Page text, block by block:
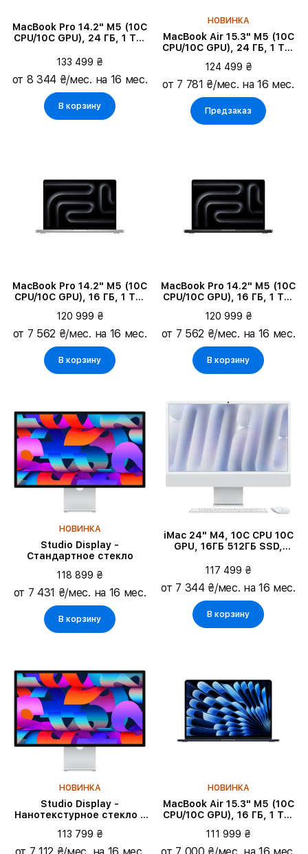
MacBook Pro 14.2" M5 (10C
CPU/10C GPU), 24 ГБ, 1 ТБ,
133 499 ₴
от 8 344 ₴/мес. на 16 мес.
В корзину
НОВИНКА
MacBook Air 15.3" M5 (10C
CPU/10C GPU), 24 ГБ, 1 ТБ,
124 499 ₴
от 7 781 ₴/мес. на 16 мес.
Предзаказ
MacBook Pro 14.2" M5 (10C
CPU/10C GPU), 16 ГБ, 1 ТБ,
120 999 ₴
от 7 562 ₴/мес. на 16 мес.
В корзину
MacBook Pro 14.2" M5 (10C
CPU/10C GPU), 16 ГБ, 1 ТБ,
120 999 ₴
от 7 562 ₴/мес. на 16 мес.
В корзину
НОВИНКА
Studio Display -
Стандартное стекло
118 899 ₴
от 7 431 ₴/мес. на 16 мес.
В корзину
iMac 24" M4, 10C CPU 10C
GPU, 16ГБ 512ГБ SSD,
117 499 ₴
от 7 344 ₴/мес. на 16 мес.
В корзину
НОВИНКА
Studio Display -
Нанотекстурное стекло -
113 799 ₴
НОВИНКА
MacBook Air 15.3" M5 (10C
CPU/10C GPU), 16 ГБ, 1 ТБ,
111 999 ₴